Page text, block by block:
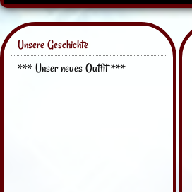
Unsere Geschichte
*** Unser neues Outfit ***